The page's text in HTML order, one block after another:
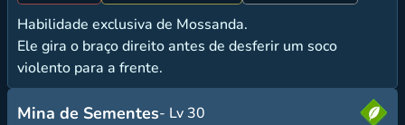
Habilidade exclusiva de Mossanda.
Ele gira o braço direito antes de desferir um soco
violento para a frente.
Mina de Sementes- Lv 30